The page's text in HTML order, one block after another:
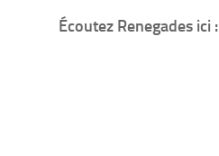
Écoutez Renegades ici :